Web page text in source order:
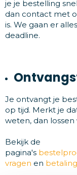
je je bestelling
dan contact met
is. We gaan er
deadline.
Je ontvangt je
op tijd. Merkt je
weten, dan
Bekijk de
pagina's
vragen en betaling